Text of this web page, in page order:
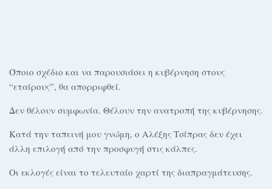
Όποιο σχέδιο και να παρουσιάσει η κυβέρνηση στους
“εταίρους”, θα απορριφθεί.
Δεν θέλουν συμφωνία. Θέλουν την ανατροπή της κυβέρνησης.
Κατά την ταπεινή μου γνώμη, ο Αλέξης Τσίπρας δεν έχει
άλλη επιλογή από την προσφυγή στις κάλπες.
Οι εκλογές είναι το τελευταίο χαρτί της διαπραγμάτευσης.